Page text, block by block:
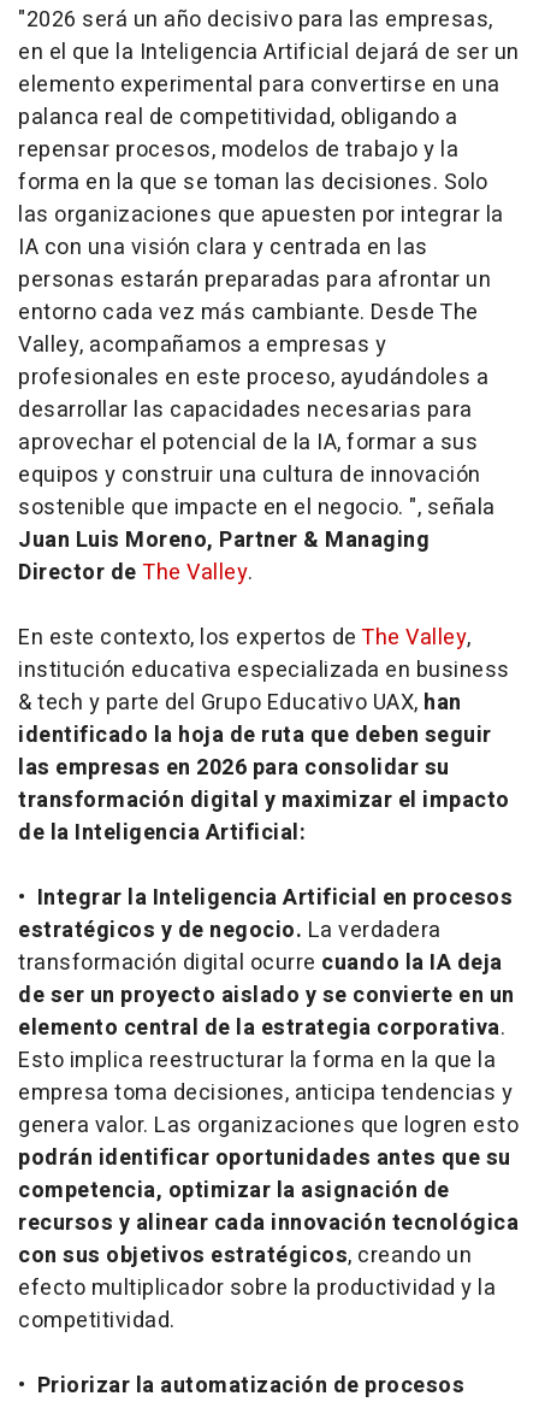
"2026 será un año decisivo para las empresas,
en el que la Inteligencia Artificial dejará de ser un
elemento experimental para convertirse en una
palanca real de competitividad, obligando a
repensar procesos, modelos de trabajo y la
forma en la que se toman las decisiones. Solo
las organizaciones que apuesten por integrar la
IA con una visión clara y centrada en las
personas estarán preparadas para afrontar un
entorno cada vez más cambiante. Desde The
Valley, acompañamos a empresas y
profesionales en este proceso, ayudándoles a
desarrollar las capacidades necesarias para
aprovechar el potencial de la IA, formar a sus
equipos y construir una cultura de innovación
sostenible que impacte en el negocio. ", señala
Juan Luis Moreno, Partner & Managing
Director deThe Valley.
En este contexto, los expertos deThe Valley,
institución educativa especializada en business
& tech y parte del Grupo Educativo UAX, han
identificado la hoja de ruta que deben seguir
las empresas en 2026 para consolidar su
transformación digital y maximizar el impacto
de la Inteligencia Artificial:
• Integrar la Inteligencia Artificial en procesos
estratégicos y de negocio. La verdadera
transformación digital ocurre cuando la IA deja
de ser un proyecto aislado y se convierte en un
elemento central de la estrategia corporativa.
Esto implica reestructurar la forma en la que la
empresa toma decisiones, anticipa tendencias y
genera valor. Las organizaciones que logren esto
podrán identificar oportunidades antes que su
competencia, optimizar la asignación de
recursos y alinear cada innovación tecnológica
con sus objetivos estratégicos, creando un
efecto multiplicador sobre la productividad y la
competitividad.
• Priorizar la automatización de procesos